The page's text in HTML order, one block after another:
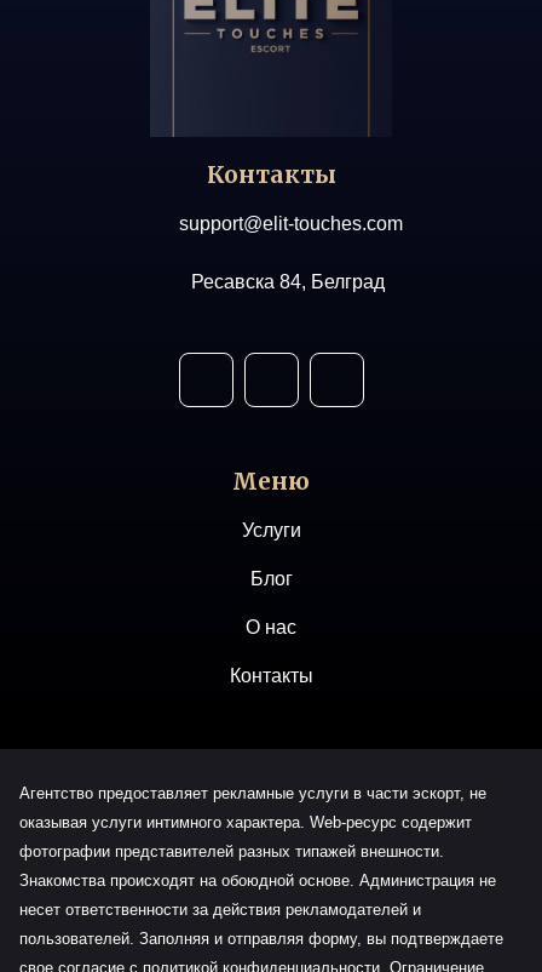
Контакты
support@elit-touches.com
Ресавска 84, Белград
Меню
Услуги
Блог
О нас
Контакты
Агентство предоставляет рекламные услуги в части эскорт, не
оказывая услуги интимного характера. Web-ресурс содержит
фотографии представителей разных типажей внешности.
Знакомства происходят на обоюдной основе. Администрация не
несет ответственности за действия рекламодателей и
пользователей. Заполняя и отправляя форму, вы подтверждаете
свое согласие с политикой конфиденциальности. Ограничение